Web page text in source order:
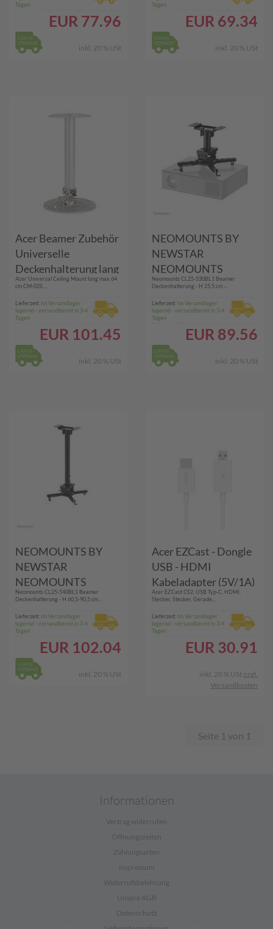
C80WHITE)
Tagen
EUR 77.96
inkl. 20 % USt
Tagen
EUR 69.34
inkl. 20 % USt
Acer Beamer Zubehör
Universelle
Deckenhalterung lang
(MC.JLC11.003)
Acer Universal Ceiling Mount long max 64
cm CM-02S,...
Lieferzeit: Im Versandlager
lagernd - versandbereit in 3-4
Tagen
EUR 101.45
inkl. 20 % USt
NEOMOUNTS BY
NEWSTAR
NEOMOUNTS
Projector Ceiling
Mount (CL25-
530BL1)
Neomounts CL25-530BL1 Beamer
Deckenhalterung - H 25,5 cm -...
Lieferzeit: Im Versandlager
lagernd - versandbereit in 3-4
Tagen
EUR 89.56
inkl. 20 % USt
NEOMOUNTS BY
NEWSTAR
NEOMOUNTS
Projector Ceiling
Mount height
adjustable 60-90cm
(CL25-540BL1)
Neomounts CL25-540BL1 Beamer
Deckenhalterung - H 60,5-90,5 cm...
Lieferzeit: Im Versandlager
lagernd - versandbereit in 3-4
Tagen
EUR 102.04
inkl. 20 % USt
Acer EZCast - Dongle
USB - HDMI
Kabeladapter (5V/1A)
(MC.40411.01L)
Acer EZCast CS2, USB Typ-C, HDMI,
Stecker, Stecker, Gerade,...
Lieferzeit: Im Versandlager
lagernd - versandbereit in 3-4
Tagen
EUR 30.91
inkl. 20 % USt zzgl.
Versandkosten
Seite 1 von 1
Informationen
Vertrag widerrufen
Öffnungszeiten
Zahlungsarten
Impressum
Widerrufsbelehrung
Unsere AGB
Datenschutz